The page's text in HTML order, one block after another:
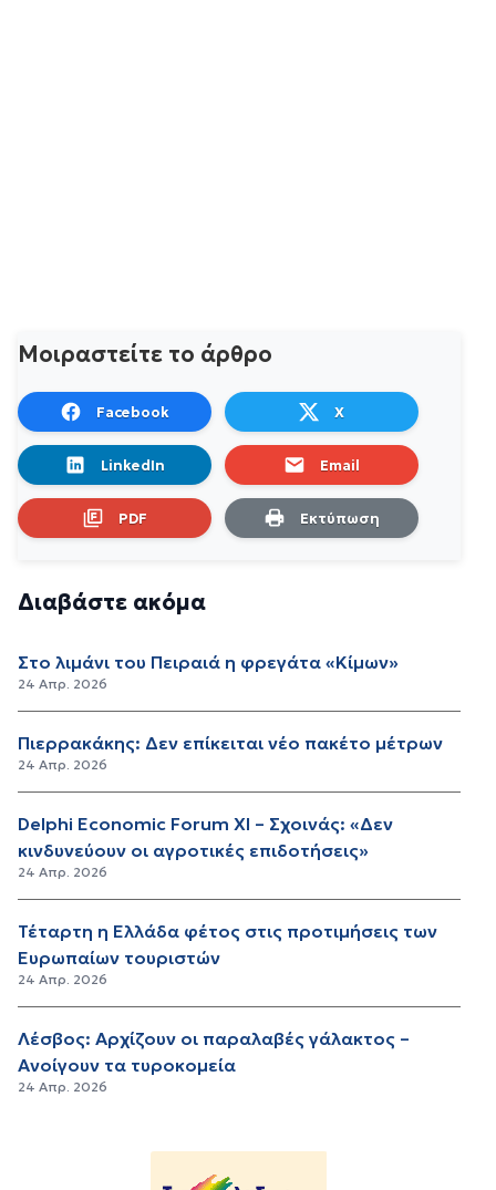
Μοιραστείτε το άρθρο
Facebook X
LinkedIn Email
PDF Εκτύπωση
Διαβάστε ακόμα
Στο λιμάνι του Πειραιά η φρεγάτα «Κίμων»
24 Απρ. 2026
Πιερρακάκης: Δεν επίκειται νέο πακέτο μέτρων
24 Απρ. 2026
Delphi Economic Forum XI – Σχοινάς: «Δεν
κινδυνεύουν οι αγροτικές επιδοτήσεις»
24 Απρ. 2026
Τέταρτη η Ελλάδα φέτος στις προτιμήσεις των
Ευρωπαίων τουριστών
24 Απρ. 2026
Λέσβος: Αρχίζουν οι παραλαβές γάλακτος –
Ανοίγουν τα τυροκομεία
24 Απρ. 2026